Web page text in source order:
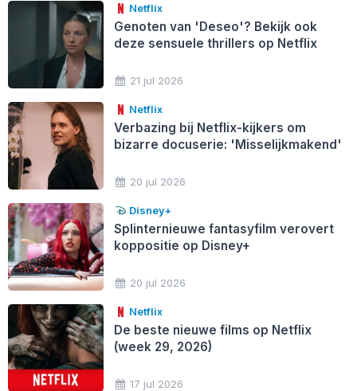
Netflix
Genoten van 'Deseo'? Bekijk ook
deze sensuele thrillers op Netflix
21 jul 2026
Netflix
Verbazing bij Netflix-kijkers om
bizarre docuserie: 'Misselijkmakend'
20 jul 2026
Disney+
Splinternieuwe fantasyfilm verovert
koppositie op Disney+
20 jul 2026
Netflix
De beste nieuwe films op Netflix
(week 29, 2026)
17 jul 2026